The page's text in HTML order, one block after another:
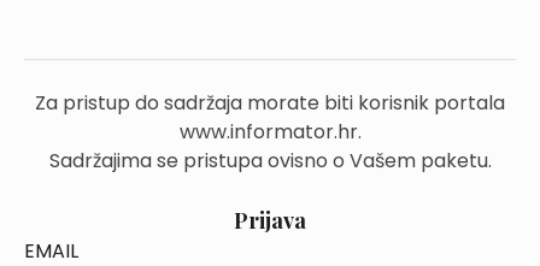
Za pristup do sadržaja morate biti korisnik portala
www.informator.hr.
Sadržajima se pristupa ovisno o Vašem paketu.
Prijava
EMAIL